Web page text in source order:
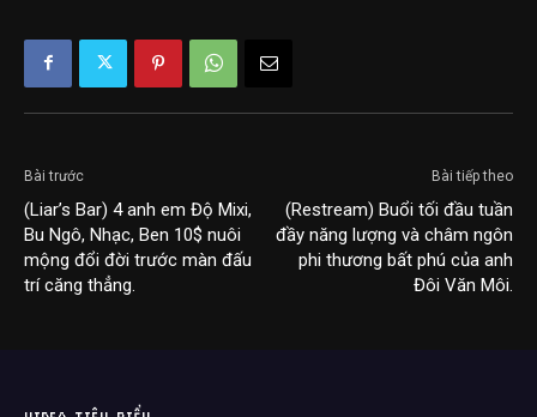
Bài trước
(Liar’s Bar) 4 anh em Độ Mixi,
Bu Ngô, Nhạc, Ben 10$ nuôi
mộng đổi đời trước màn đấu
trí căng thẳng.
Bài tiếp theo
(Restream) Buổi tối đầu tuần
đầy năng lượng và châm ngôn
phi thương bất phú của anh
Đôi Văn Môi.